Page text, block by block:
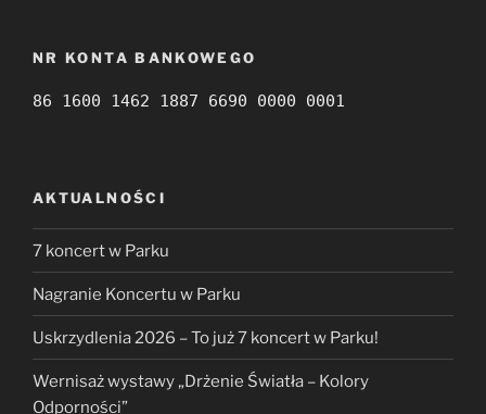
NR KONTA BANKOWEGO
86 1600 1462 1887 6690 0000 0001
AKTUALNOŚCI
7 koncert w Parku
Nagranie Koncertu w Parku
Uskrzydlenia 2026 – To już 7 koncert w Parku!
Wernisaż wystawy „Drżenie Światła – Kolory
Odporności”